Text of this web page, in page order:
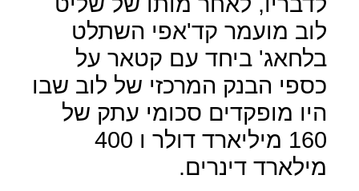
לוב מועמר קד'אפי השתלט
בלחאג' ביחד עם קטאר על
כספי הבנק המרכזי של לוב שבו
היו מופקדים סכומי עתק של
160 מיליארד דולר ו 400
מילארד דינרים.